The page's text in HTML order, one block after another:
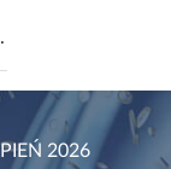
2026